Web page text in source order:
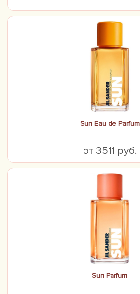
Sun Eau de Parfum
от 3511 руб.
Sun Parfum